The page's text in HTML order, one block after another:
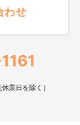
わせ
業日を除く）